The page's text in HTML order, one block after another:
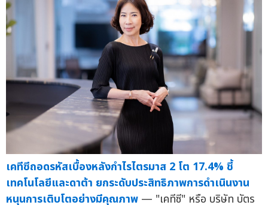
เคทีซีถอดรหัสเบื้องหลังกำไรไตรมาส 2 โต 17.4% ชี้
เทคโนโลยีและดาต้า ยกระดับประสิทธิภาพการดำเนินงาน
หนุนการเติบโตอย่างมีคุณภาพ — "เคทีซี" หรือ บริษัท บัตร